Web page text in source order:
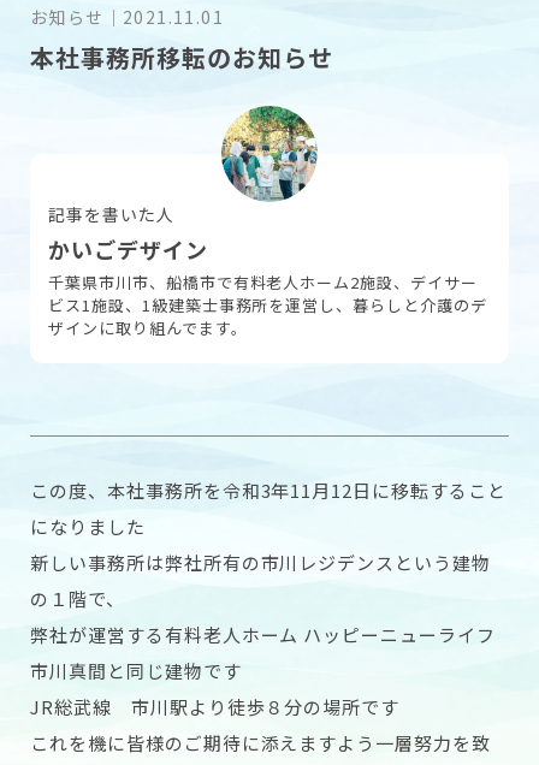
個人情報保護方針
採用情報
お知らせ ｜ 2021.11.01
本社事務所移転のお知らせ
記事を書いた人
かいごデザイン
千葉県市川市、船橋市で有料老人ホーム2施設、デイサー
ビス1施設、1級建築士事務所を運営し、暮らしと介護のデ
ザインに取り組んでます。
この度、本社事務所を令和3年11月12日に移転すること
になりました
新しい事務所は弊社所有の市川レジデンスという建物
の１階で、
弊社が運営する有料老人ホーム ハッピーニューライフ
市川真間と同じ建物です
JR総武線 市川駅より徒歩８分の場所です
これを機に皆様のご期待に添えますよう一層努力を致